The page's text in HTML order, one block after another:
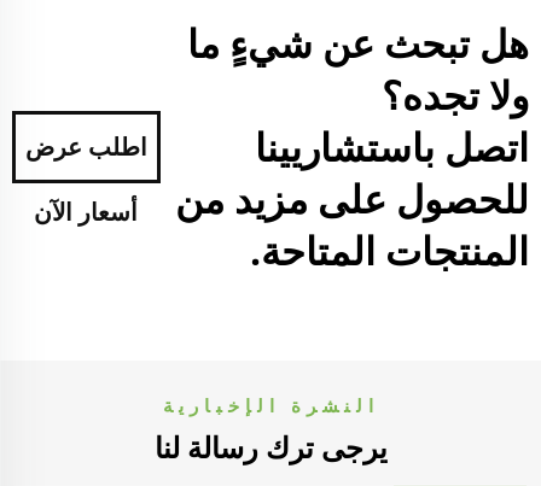
هل تبحث عن شيءٍ ما
ولا تجده؟
اتصل باستشاريينا
للحصول على مزيد من
المنتجات المتاحة.
اطلب عرض
أسعار الآن
النشرة الإخبارية
يرجى ترك رسالة لنا